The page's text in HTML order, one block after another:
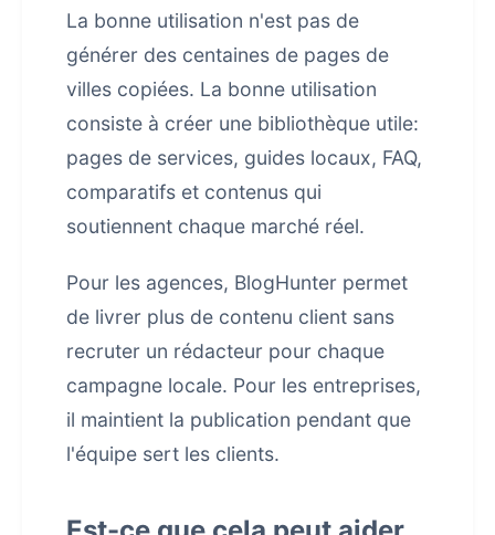
La bonne utilisation n'est pas de
générer des centaines de pages de
villes copiées. La bonne utilisation
consiste à créer une bibliothèque utile:
pages de services, guides locaux, FAQ,
comparatifs et contenus qui
soutiennent chaque marché réel.
Pour les agences, BlogHunter permet
de livrer plus de contenu client sans
recruter un rédacteur pour chaque
campagne locale. Pour les entreprises,
il maintient la publication pendant que
l'équipe sert les clients.